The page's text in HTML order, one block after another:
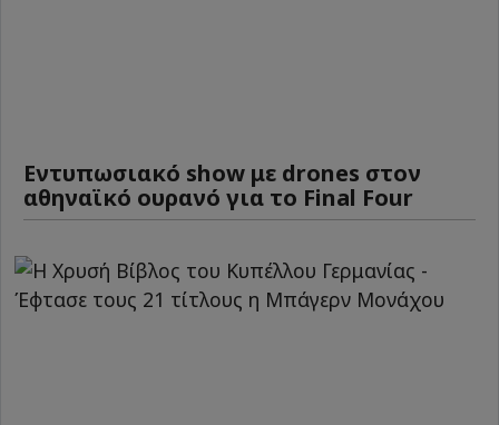
Εντυπωσιακό show με drones στον
αθηναϊκό ουρανό για το Final Four